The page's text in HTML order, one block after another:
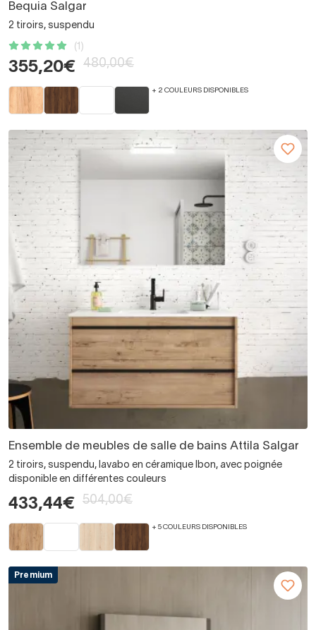
Bequia Salgar
2 tiroirs, suspendu
(1)
355,20€ 480,00€
+ 2 COULEURS DISPONIBLES
Ensemble de meubles de salle de bains Attila Salgar
2 tiroirs, suspendu, lavabo en céramique Ibon, avec poignée
disponible en différentes couleurs
433,44€ 504,00€
+ 5 COULEURS DISPONIBLES
Premium